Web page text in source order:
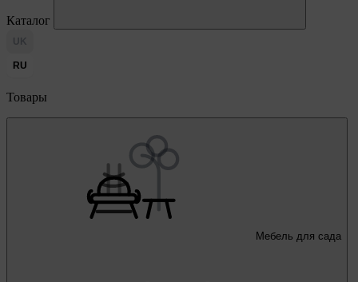
Каталог
UK
RU
Товары
Мебель для сада